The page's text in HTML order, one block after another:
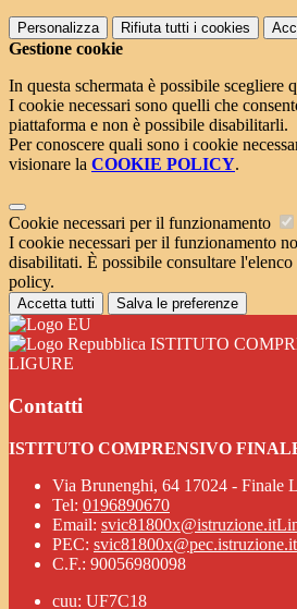
Personalizza Rifiuta tutti i cookies
Gestione cookie
In questa schermata è possibile scegliere
I cookie necessari sono quelli che
piattaforma e non è possibile disabilitarli.
Per conoscere quali sono i cookie
visionare la COOKIE POLICY.
Cookie necessari per il funzionamento
I cookie necessari per il funzionamento
disabilitati. È possibile consultare
policy.
Accetta tutti Salva le preferenze
ISTITUTO
LIGURE
Contatti
ISTITUTO COMPRENSIVO
Via Brunenghi, 64 17024 - Finale
Tel: 0196890670
Email: svic81800x@istruzione.it
PEC: svic81800x@pec.istruzione.it
C.F.: 90056980098
cuu: UF7C18